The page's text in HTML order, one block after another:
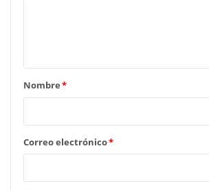
Nombre*
Correo electrónico*